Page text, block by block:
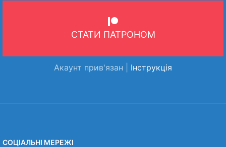
СТАТИ ПАТРОНОМ
Акаунт прив'язан | Інструкція
СОЦІАЛЬНІ МЕРЕЖІ